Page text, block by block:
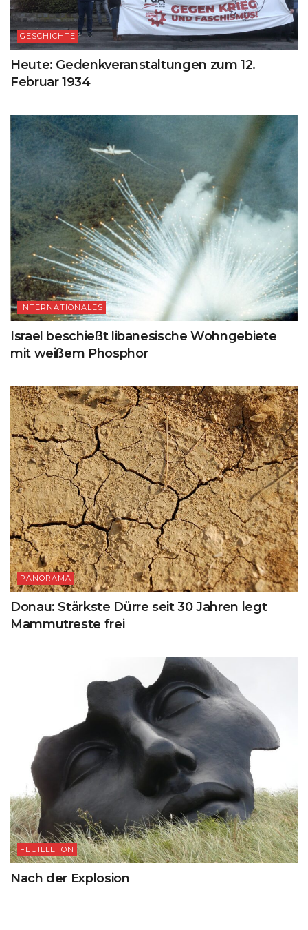
GESCHICHTE
Heute: Gedenkveranstaltungen zum 12.
Februar 1934
INTERNATIONALES
Israel beschießt libanesische Wohngebiete
mit weißem Phosphor
PANORAMA
Donau: Stärkste Dürre seit 30 Jahren legt
Mammutreste frei
FEUILLETON
Nach der Explosion